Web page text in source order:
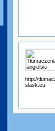
http://
slask.eu